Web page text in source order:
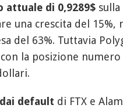
attuale di 0,9289$
una crescita del
del 63%. Tuttavia
la posizione
default di FTX e